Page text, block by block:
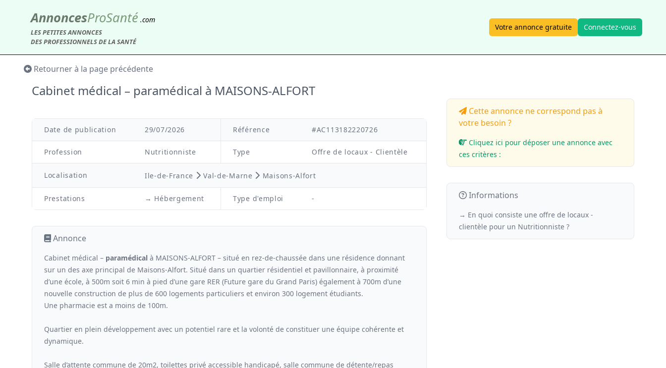
AnnoncesProSanté .com
LES PETITES ANNONCES
DES PROFESSIONNELS DE LA SANTÉ
Votre annonce gratuite Connectez-vous
Retourner à la page précédente
Cabinet médical – paramédical à MAISONS-ALFORT
Date de publication 29/07/2026 Référence #AC113182220726
Profession Nutritionniste Type Offre de locaux - Clientèle
Localisation Ile-de-France Val-de-Marne Maisons-Alfort
Prestations → Hébergement Type d'emploi -
Annonce
Cabinet médical – paramédical à MAISONS-ALFORT – situé en rez-de-chaussée dans une résidence donnant
sur un des axe principal de Maisons-Alfort. Situé dans un quartier résidentiel et pavillonnaire, à proximité
d’une école, à 500m soit 6 min à pied d’une gare RER (Future gare du Grand Paris) également à 700m d’une
nouvelle construction de plus de 600 logements particuliers et environ 300 logement étudiants.
Une pharmacie est a moins de 100m.
Quartier en plein développement avec un potentiel rare et la volonté de constituer une équipe cohérente et
dynamique.
Salle d’attente commune de 20m2, toilettes privé accessible handicapé, salle commune de détente/repas
Cette annonce ne correspond pas à
votre besoin ?
Cliquez ici pour déposer une annonce avec
ces critères :
Informations
→ En quoi consiste une offre de locaux -
clientèle pour un Nutritionniste ?